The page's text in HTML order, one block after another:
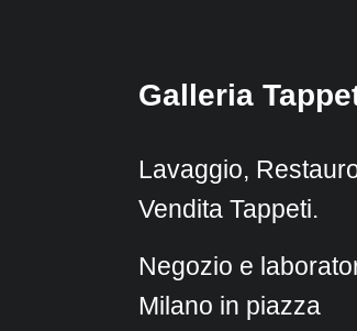
Galleria
Lavaggio,
Vendita Tappeti.
Negozio e
Milano in piazza